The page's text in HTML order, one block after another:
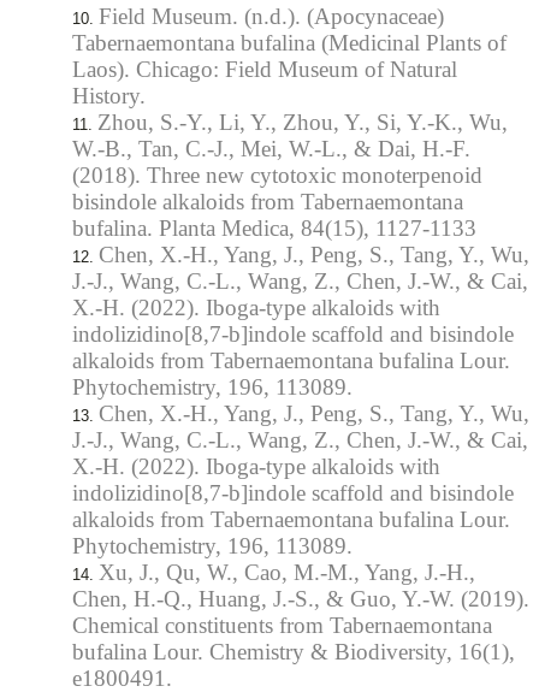
Field Museum. (n.d.). (Apocynaceae)
Tabernaemontana bufalina (Medicinal Plants of
Laos). Chicago: Field Museum of Natural
History.
Zhou, S.-Y., Li, Y., Zhou, Y., Si, Y.-K., Wu,
W.-B., Tan, C.-J., Mei, W.-L., & Dai, H.-F.
(2018). Three new cytotoxic monoterpenoid
bisindole alkaloids from Tabernaemontana
bufalina. Planta Medica, 84(15), 1127-1133
Chen, X.-H., Yang, J., Peng, S., Tang, Y., Wu,
J.-J., Wang, C.-L., Wang, Z., Chen, J.-W., & Cai,
X.-H. (2022). Iboga-type alkaloids with
indolizidino[8,7-b]indole scaffold and bisindole
alkaloids from Tabernaemontana bufalina Lour.
Phytochemistry, 196, 113089.
Chen, X.-H., Yang, J., Peng, S., Tang, Y., Wu,
J.-J., Wang, C.-L., Wang, Z., Chen, J.-W., & Cai,
X.-H. (2022). Iboga-type alkaloids with
indolizidino[8,7-b]indole scaffold and bisindole
alkaloids from Tabernaemontana bufalina Lour.
Phytochemistry, 196, 113089.
Xu, J., Qu, W., Cao, M.-M., Yang, J.-H.,
Chen, H.-Q., Huang, J.-S., & Guo, Y.-W. (2019).
Chemical constituents from Tabernaemontana
bufalina Lour. Chemistry & Biodiversity, 16(1),
e1800491.